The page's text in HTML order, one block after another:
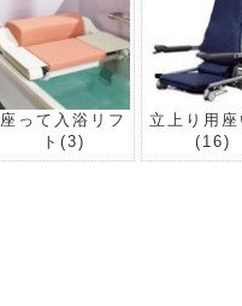
座って入浴リフ
ト (3)
立上り用
(16)